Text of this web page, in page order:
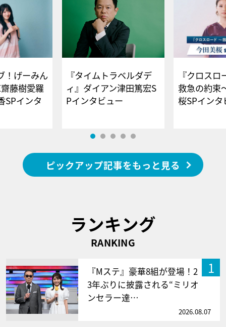
！げーみん
藤樹愛羅
SPインタ
『タイムトラベルダデ
ィ』ダイアン津田篤宏S
Pインタビュー
『クロス
救急の約束
桜SPイ
ピックアップ記事をもっと見る
ランキング
RANKING
1
『Mステ』豪華8組が登場！2
3年ぶりに披露される“ミリオ
ンセラー達…
2026.08.07